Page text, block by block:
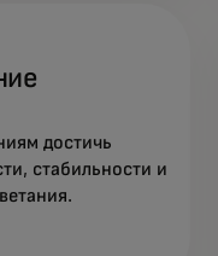
достичь
стабильности и